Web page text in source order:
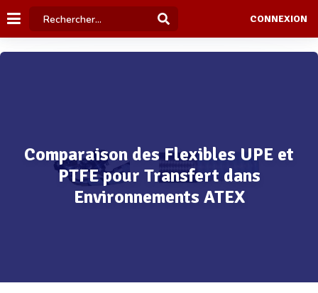
CONNEXION
Comparaison des Flexibles UPE et
PTFE pour Transfert dans
Environnements ATEX